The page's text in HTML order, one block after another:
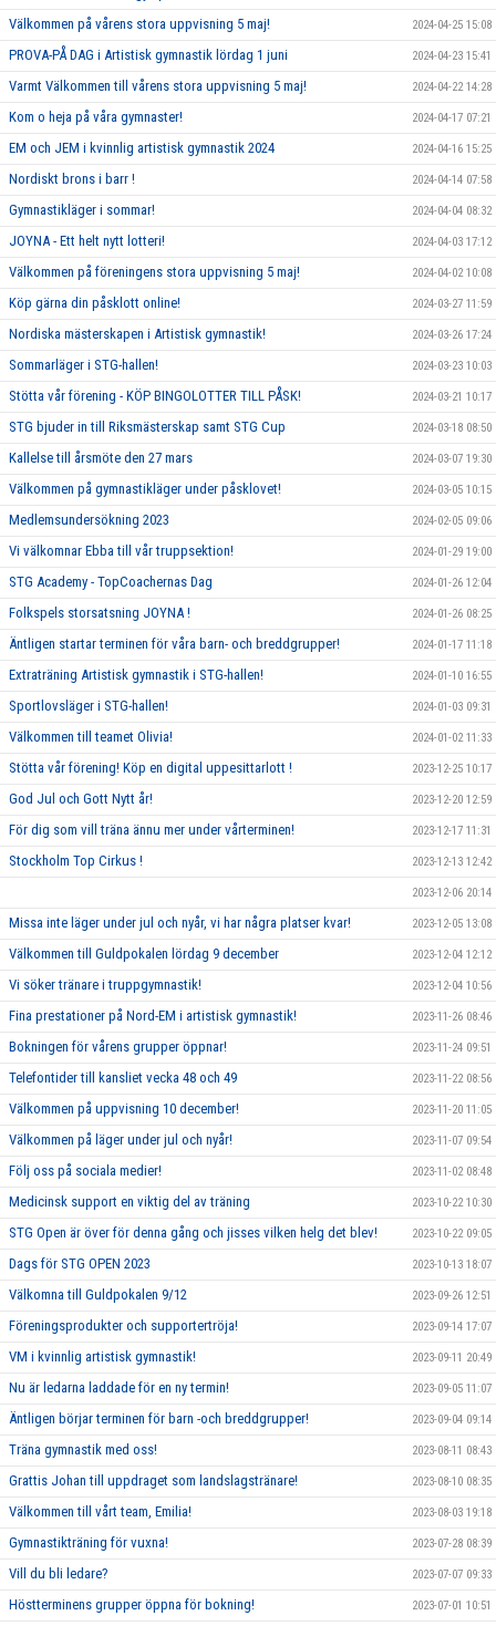
Välkommen på vårens stora uppvisning 5 maj! 2024-04-25 15:08
PROVA-PÅ DAG i Artistisk gymnastik lördag 1 juni 2024-04-23 15:41
Varmt Välkommen till vårens stora uppvisning 5 maj! 2024-04-22 14:28
Kom o heja på våra gymnaster! 2024-04-17 07:21
EM och JEM i kvinnlig artistisk gymnastik 2024 2024-04-16 15:25
Nordiskt brons i barr ! 2024-04-14 07:58
Gymnastikläger i sommar! 2024-04-04 08:32
JOYNA - Ett helt nytt lotteri! 2024-04-03 17:12
Välkommen på föreningens stora uppvisning 5 maj! 2024-04-02 10:08
Köp gärna din påsklott online! 2024-03-27 11:59
Nordiska mästerskapen i Artistisk gymnastik! 2024-03-26 17:24
Sommarläger i STG-hallen! 2024-03-23 10:03
Stötta vår förening - KÖP BINGOLOTTER TILL PÅSK! 2024-03-21 10:17
STG bjuder in till Riksmästerskap samt STG Cup 2024-03-18 08:50
Kallelse till årsmöte den 27 mars 2024-03-07 19:30
Välkommen på gymnastikläger under påsklovet! 2024-03-05 10:15
Medlemsundersökning 2023 2024-02-05 09:06
Vi välkomnar Ebba till vår truppsektion! 2024-01-29 19:00
STG Academy - TopCoachernas Dag 2024-01-26 12:04
Folkspels storsatsning JOYNA ! 2024-01-26 08:25
Äntligen startar terminen för våra barn- och breddgrupper! 2024-01-17 11:18
Extraträning Artistisk gymnastik i STG-hallen! 2024-01-10 16:55
Sportlovsläger i STG-hallen! 2024-01-03 09:31
Välkommen till teamet Olivia! 2024-01-02 11:33
Stötta vår förening! Köp en digital uppesittarlott ! 2023-12-25 10:17
God Jul och Gott Nytt år! 2023-12-20 12:59
För dig som vill träna ännu mer under vårterminen! 2023-12-17 11:31
Stockholm Top Cirkus ! 2023-12-13 12:42
2023-12-06 20:14
Missa inte läger under jul och nyår, vi har några platser kvar! 2023-12-05 13:08
Välkommen till Guldpokalen lördag 9 december 2023-12-04 12:12
Vi söker tränare i truppgymnastik! 2023-12-04 10:56
Fina prestationer på Nord-EM i artistisk gymnastik! 2023-11-26 08:46
Bokningen för vårens grupper öppnar! 2023-11-24 09:51
Telefontider till kansliet vecka 48 och 49 2023-11-22 08:56
Välkommen på uppvisning 10 december! 2023-11-20 11:05
Välkommen på läger under jul och nyår! 2023-11-07 09:54
Följ oss på sociala medier! 2023-11-02 08:48
Medicinsk support en viktig del av träning 2023-10-22 10:30
STG Open är över för denna gång och jisses vilken helg det blev! 2023-10-22 09:05
Dags för STG OPEN 2023 2023-10-13 18:07
Välkomna till Guldpokalen 9/12 2023-09-26 12:51
Föreningsprodukter och supportertröja! 2023-09-14 17:07
VM i kvinnlig artistisk gymnastik! 2023-09-11 20:49
Nu är ledarna laddade för en ny termin! 2023-09-05 11:07
Äntligen börjar terminen för barn -och breddgrupper! 2023-09-04 09:14
Träna gymnastik med oss! 2023-08-11 08:43
Grattis Johan till uppdraget som landslagstränare! 2023-08-10 08:35
Välkommen till vårt team, Emilia! 2023-08-03 19:18
Gymnastikträning för vuxna! 2023-07-28 08:39
Vill du bli ledare? 2023-07-07 09:33
Höstterminens grupper öppna för bokning! 2023-07-01 10:51